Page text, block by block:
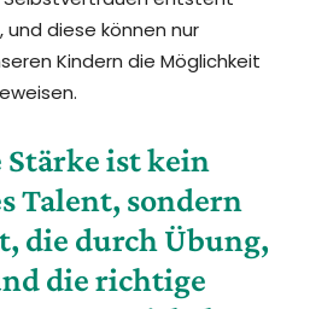
und diese können nur
Kindern die Möglichkeit
Stärke ist kein
Talent, sondern
die durch Übung,
die richtige